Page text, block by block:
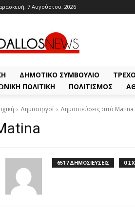
7 Αυγούστου, 2026
ΔΗΜΟΤΙΚΌ ΣΥΜΒΟΎΛΙΟ
ΠΟΛΙΤΙΚΉ
ΠΟΛΙΤΙΣΜΌΣ
Δημιουργοί Δημοσιεύσεις από Matina
6517 ΔΗΜΟΣΙΕΥΣΕΙΣ 0